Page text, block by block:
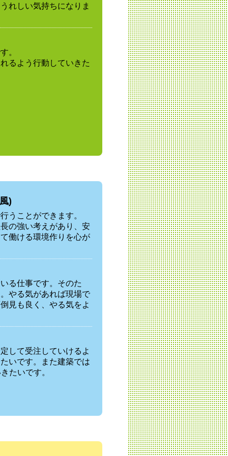
れしい気持ちになりま
。
るよう行動していきた
)
うことができます。
の強い考えがあり、安
働ける環境作りを心が
る仕事です。そのた
やる気があれば現場で
見も良く、やる気をよ
して受注していけるよ
いです。また建築では
たいです。